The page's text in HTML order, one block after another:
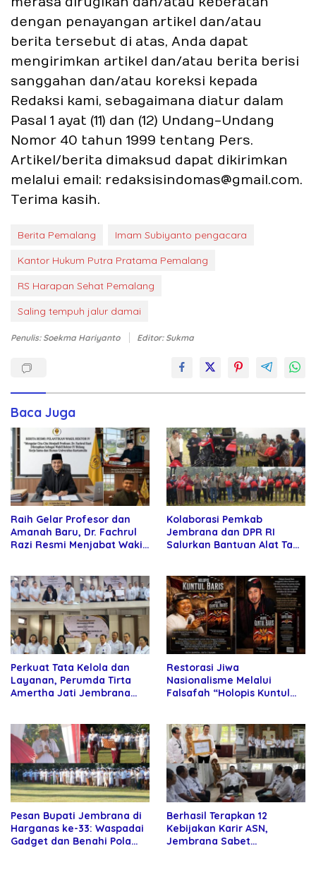
dengan penayangan artikel dan/atau
berita tersebut di atas, Anda dapat
mengirimkan artikel dan/atau berita berisi
sanggahan dan/atau koreksi kepada
Redaksi kami, sebagaimana diatur dalam
Pasal 1 ayat (11) dan (12) Undang-Undang
Nomor 40 tahun 1999 tentang Pers.
Artikel/berita dimaksud dapat dikirimkan
melalui email: redaksisindomas@gmail.com.
Terima kasih.
Berita Pemalang
Imam Subiyanto pengacara
Kantor Hukum Putra Pratama Pemalang
RS Harapan Sehat Pemalang
Saling tempuh jalur damai
Penulis: Soekma Hariyanto Editor: Sukma
Baca Juga
Raih Gelar Profesor dan
Amanah Baru, Dr. Fachrul
Razi Resmi Menjabat Wakil
Kolaborasi Pemkab
Jembrana dan DPR RI
Salurkan Bantuan Alat Tani
Perkuat Tata Kelola dan
Layanan, Perumda Tirta
Amertha Jati Jembrana
Restorasi Jiwa
Nasionalisme Melalui
Falsafah “Holopis Kuntul
Pesan Bupati Jembrana di
Harganas ke-33: Waspadai
Gadget dan Benahi Pola
Berhasil Terapkan 12
Kebijakan Karir ASN,
Jembrana Sabet